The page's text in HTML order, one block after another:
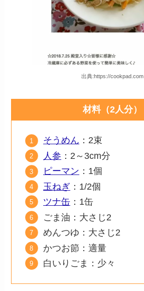
出典:https://cookpad.com
材料（2人分）
そうめん ：2束
人参 ：2～3cm分
ピーマン ：1個
玉ねぎ ：1/2個
ツナ缶 ：1缶
ごま油：大さじ2
めんつゆ：大さじ2
かつお節：適量
白いりごま：少々